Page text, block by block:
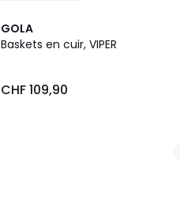
GOLA
Baskets en cuir, VIPER
CHF 109,90
2
Couleurs